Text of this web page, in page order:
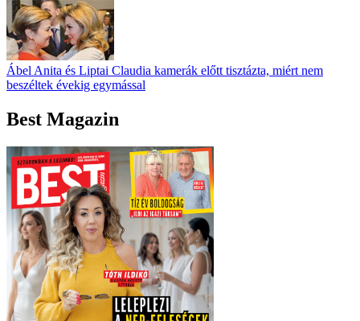
Ábel Anita és Liptai Claudia kamerák előtt tisztázta, miért nem
beszéltek évekig egymással
Best Magazin